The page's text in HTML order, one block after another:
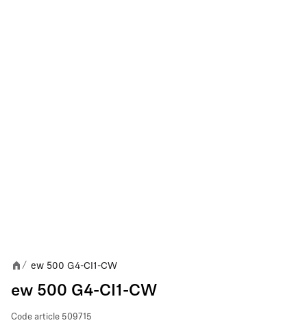
/ ew 500 G4-CI1-CW
ew 500 G4-CI1-CW
Code article 509715